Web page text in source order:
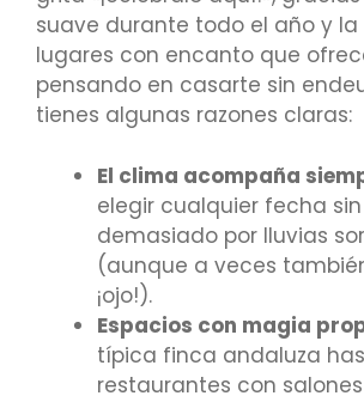
suave durante todo el año y
lugares con encanto que
pensando en casarte sin
tienes algunas razones claras:
El clima acompaña
elegir cualquier fecha
demasiado por lluvias
(aunque a veces
¡ojo!).
Espacios con magia
típica finca andaluza
restaurantes con